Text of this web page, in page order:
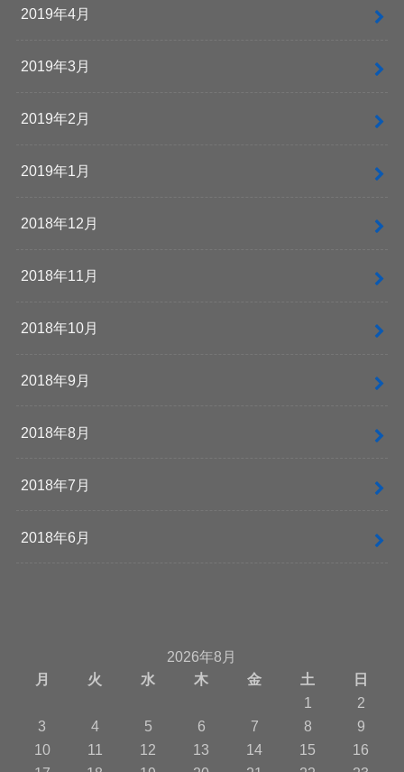
2019年4月
2019年3月
2019年2月
2019年1月
2018年12月
2018年11月
2018年10月
2018年9月
2018年8月
2018年7月
2018年6月
2026年8月
月
火 水 木 金 土
日
1
2
3
4 5 6 7 8
9
10
11 12 13 14 15
16